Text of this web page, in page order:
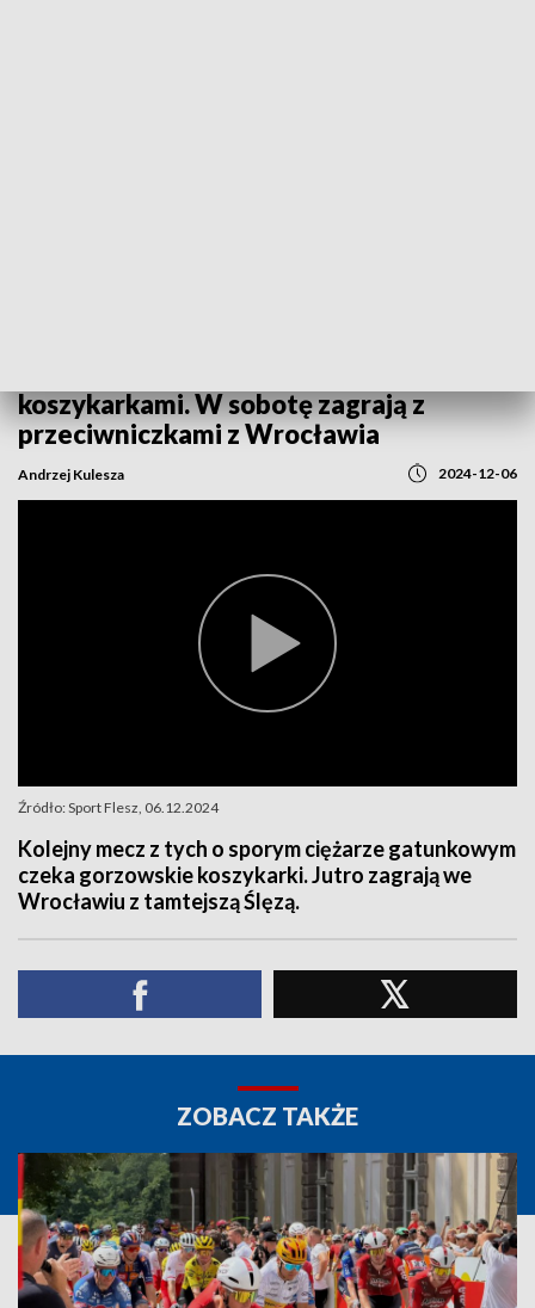
koszykarkami. W sobotę zagrają z
przeciwniczkami z Wrocławia
Andrzej Kulesza 2024-12-06
Źródło: Sport Flesz, 06.12.2024
Kolejny mecz z tych o sporym ciężarze gatunkowym
czeka gorzowskie koszykarki. Jutro zagrają we
Wrocławiu z tamtejszą Ślęzą.
ZOBACZ TAKŻE